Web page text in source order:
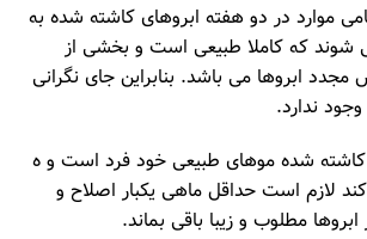
موارد در دو هفته ابروهای کاشته شده به
شوند که کاملا طبیعی است و بخشی از
ابروها می باشد. بنابراین جای نگرانی
ندارد.
کاشته شده موهای طبیعی خود فرد است و ه
لازم است حداقل ماهی یکبار اصلاح و
مطلوب و زیبا باقی بماند.